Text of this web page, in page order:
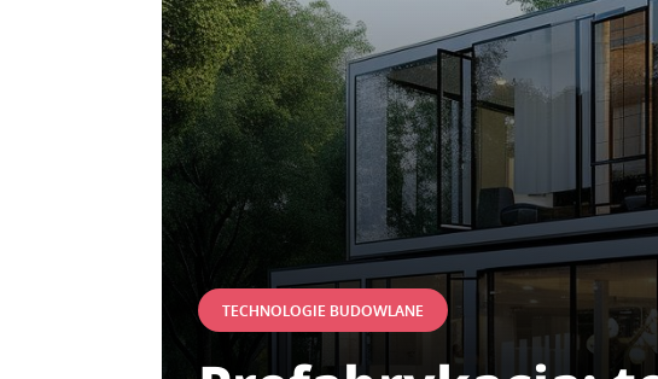
TECHNOLOGIE BUDOWLANE